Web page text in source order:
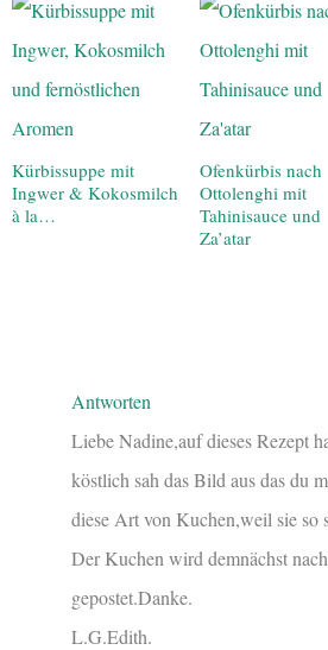
Kürbissuppe mit
Ingwer & Kokosmilch
à la…
Ofenkürbis nach
Ottolenghi mit
Tahinisauce und
Za’atar
Antworten
Liebe Nadine,auf dieses Rezept
köstlich sah das Bild aus das du
diese Art von Kuchen,weil sie so
Der Kuchen wird demnächst
gepostet.Danke.
L.G.Edith.